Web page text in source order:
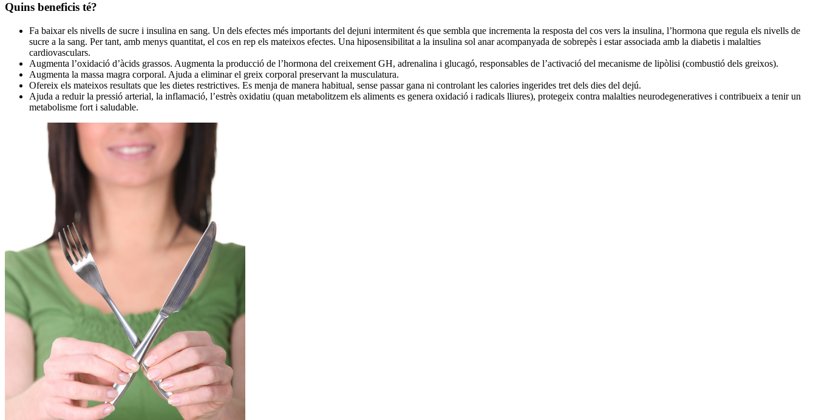
Quins beneficis té?
Fa baixar els nivells de sucre i insulina en sang. Un dels efectes més importants del dejuni intermitent és que sembla que incrementa la resposta del cos vers la insulina, l’hormona que regula els nivells de
sucre a la sang. Per tant, amb menys quantitat, el cos en rep els mateixos efectes. Una hiposensibilitat a la insulina sol anar acompanyada de sobrepès i estar associada amb la diabetis i malalties
cardiovasculars.
Augmenta l’oxidació d’àcids grassos. Augmenta la producció de l’hormona del creixement GH, adrenalina i glucagó, responsables de l’activació del mecanisme de lipòlisi (combustió dels greixos).
Augmenta la massa magra corporal. Ajuda a eliminar el greix corporal preservant la musculatura.
Ofereix els mateixos resultats que les dietes restrictives. Es menja de manera habitual, sense passar gana ni controlant les calories ingerides tret dels dies del dejú.
Ajuda a reduir la pressió arterial, la inflamació, l’estrès oxidatiu (quan metabolitzem els aliments es genera oxidació i radicals lliures), protegeix contra malalties neurodegeneratives i contribueix a tenir un
metabolisme fort i saludable.